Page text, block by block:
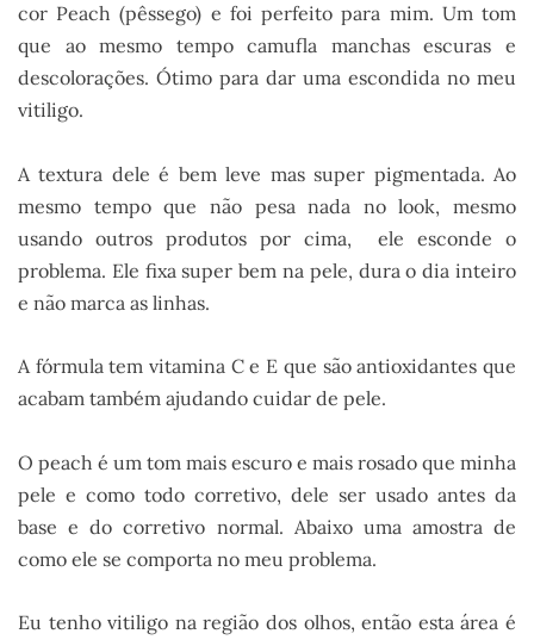
cor Peach (pêssego) e foi perfeito para mim. Um tom
que ao mesmo tempo camufla manchas escuras e
descolorações. Ótimo para dar uma escondida no meu
vitiligo.
A textura dele é bem leve mas super pigmentada. Ao
mesmo tempo que não pesa nada no look, mesmo
usando outros produtos por cima, ele esconde o
problema. Ele fixa super bem na pele, dura o dia inteiro
e não marca as linhas.
A fórmula tem vitamina C e E que são antioxidantes que
acabam também ajudando cuidar de pele.
O peach é um tom mais escuro e mais rosado que minha
pele e como todo corretivo, dele ser usado antes da
base e do corretivo normal. Abaixo uma amostra de
como ele se comporta no meu problema.
Eu tenho vitiligo na região dos olhos, então esta área é